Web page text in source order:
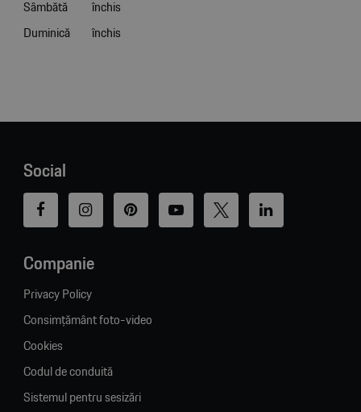
Sâmbătă
închis
Duminică
închis
Social
Companie
Privacy Policy
Consimțământ foto-video
Cookies
Codul de conduită
Sistemul pentru sesizări